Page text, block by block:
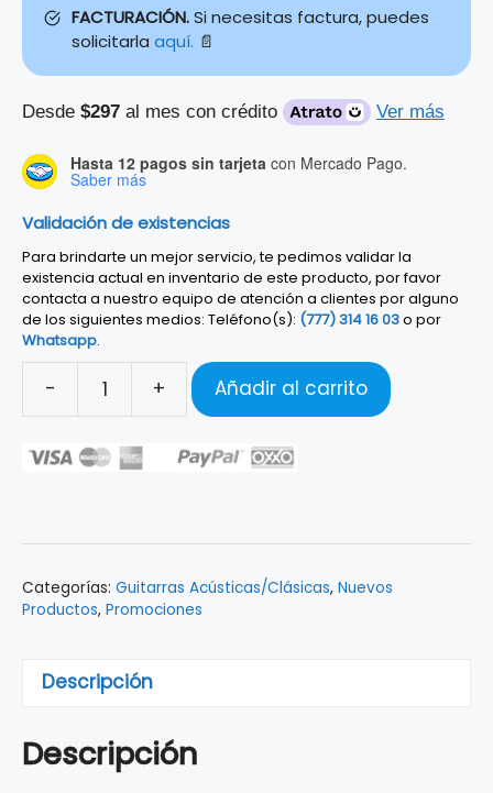
FACTURACIÓN.Si necesitas factura, puedes
solicitarla aquí. 📄
Desde $297 al mes con crédito Ver más
Hasta 12 pagos sin tarjeta con Mercado Pago.
Saber más
Validación de existencias
Para brindarte un mejor servicio, te pedimos validar la
existencia actual en inventario de este producto, por favor
contacta a nuestro equipo de atención a clientes por alguno
de los siguientes medios: Teléfono(s): (777) 314 16 03o por
Whatsapp.
-
GUITARRA
FENDER
STEEL
MNLT
W/BAG
+ Añadir al carrito
Categorías: Guitarras Acústicas/Clásicas, Nuevos
Productos, Promociones
Descripción
Descripción